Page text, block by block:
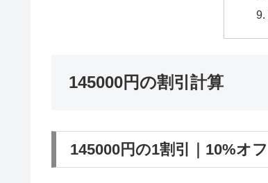
145000円の割引計算
145000円の1割引｜10%オフ